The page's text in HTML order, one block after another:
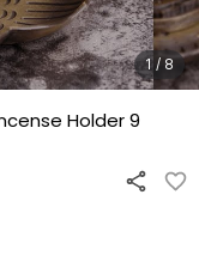
1 / 8
Holder 9